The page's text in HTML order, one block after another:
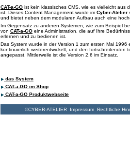
CAT-a-GO ist kein klassisches CMS, wie es vielleicht aus
ist. Dieses Content Management wurde im Cyber-Atelier
und bietet neben dem modularen Aufbau auch eine
Im Gegensatz zu anderen Systemen, wie zum Beispiel
von CAT-a-GO eine Administration, die auf Ihre
erlernen und zu bedienen ist.
Das System wurde in der Version 1 zum ersten Mal 1996
kontinuierlich weiterentwickelt, und den fortschreitenden
angepasst. Mittlerweile ist die Version 2.6 im Einsatz.
das System
CAT-a-GO im Shop
CAT-a-GO Produktwebseite
©CYBER-ATELIER Impressum Rechtliche